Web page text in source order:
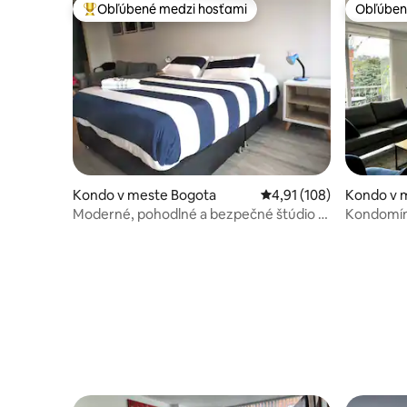
Najobľúbenejšie medzi hosťami
Obľúbené medzi hosťami
Kondo v meste Bogota Priemerné
4,91 (108)
Moderné, pohodlné a bezpečné štúdio v
Kondo v